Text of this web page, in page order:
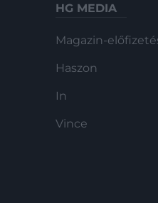
HG MEDIA
Magazin-
Haszon
In
Vince